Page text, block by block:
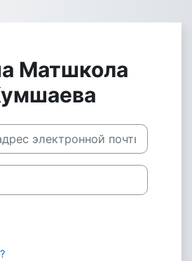
Матшкола
электронной почты